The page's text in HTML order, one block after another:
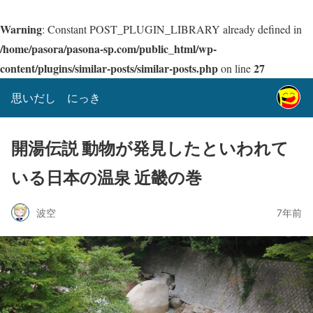
Warning: Constant POST_PLUGIN_LIBRARY already defined in
/home/pasora/pasona-sp.com/public_html/wp-
content/plugins/similar-posts/similar-posts.phpon line27
思いだし にっき
開湯伝説 動物が発見したといわれて
いる日本の温泉 近畿の巻
波空 7年前